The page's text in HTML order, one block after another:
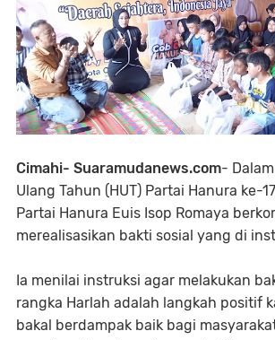
Cimahi- Suaramudanews.com-
Ulang Tahun (HUT) Partai Hanura ke-
Partai Hanura Euis Isop Romaya
merealisasikan bakti sosial yang di
Ia menilai instruksi agar melakukan
rangka Harlah adalah langkah positif
bakal berdampak baik bagi